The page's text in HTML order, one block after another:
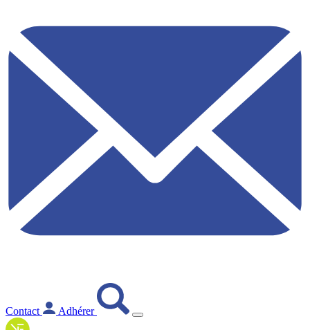
Contact Adhérer